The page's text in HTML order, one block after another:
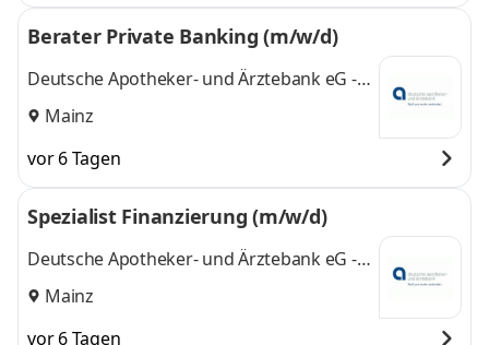
Berater Private Banking (m/w/d)
Deutsche Apotheker- und Ärztebank eG -
apoBank
Mainz
vor 6 Tagen
Spezialist Finanzierung (m/w/d)
Deutsche Apotheker- und Ärztebank eG -
apoBank
Mainz
vor 6 Tagen